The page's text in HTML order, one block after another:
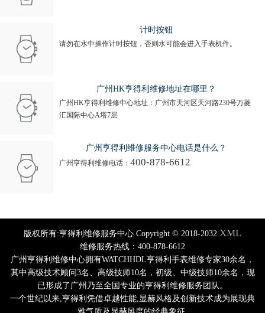
计时按钮
请勿在水中操作计时按钮，否则水可能会进入手表机件。
广州HK亨得利维修地址在哪里？
广州HK亨得利维修中心地址：广州市天河区天河路230号万菱
汇国际中心A塔7层
广州亨得利维修服务中心电话是什么？
广州亨得利维修电话： 400-878-6612
版权所有:亨得利维修服务中心 Copyright © 2018-2032 XML
维修服务热线：400-878-6612
广州亨得利维修中心拥有WATCHHDL亨得利手表维修专家30余名，
其中高级技术顾问3名、高级技师10名，初级、中级技师10余名，现
已形成了广州乃至全国专业的亨得利维修服务团队。
一个世纪以来,亨得利凭借卓越性能,显赫风格及创新技术成为展现典